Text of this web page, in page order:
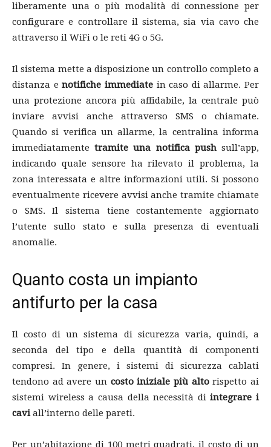
liberamente una o più modalità di connessione per
configurare e controllare il sistema, sia via cavo che
attraverso il WiFi o le reti 4G o 5G.
Il sistema mette a disposizione un controllo completo a
distanza enotifiche immediatein caso di allarme. Per
una protezione ancora più affidabile, la centrale può
inviare avvisi anche attraverso SMS o chiamate.
Quando si verifica un allarme, la centralina informa
immediatamentetramite una notifica pushsull’app,
indicando quale sensore ha rilevato il problema, la
zona interessata e altre informazioni utili. Si possono
eventualmente ricevere avvisi anche tramite chiamate
o SMS. Il sistema tiene costantemente aggiornato
l’utente sullo stato e sulla presenza di eventuali
anomalie.
Quanto costa un impianto
antifurto per la casa
Il costo di un sistema di sicurezza varia, quindi, a
seconda del tipo e della quantità di componenti
compresi. In genere, i sistemi di sicurezza cablati
tendono ad avere un costo iniziale più altorispetto ai
sistemi wireless a causa della necessità diintegrare i
caviall’interno delle pareti.
Per un’abitazione di 100 metri quadrati, il costo di un